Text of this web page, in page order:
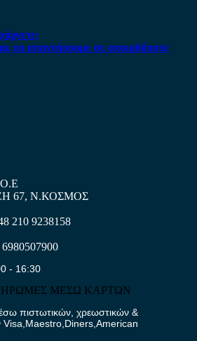
να απαντήσουμε σε οποιαδήποτε
67, Ν.ΚΟΣΜΟΣ
210 9238158
- 16:30
ΜΕΣΩ ΚΑΡΤΩΝ
πιστωτικών, χρεωστικών &